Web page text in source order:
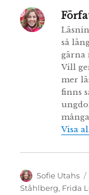
så
gärna
Vill
mer
finns
Visa
Författare
Sofie Utahs
Ståhlberg, Frida